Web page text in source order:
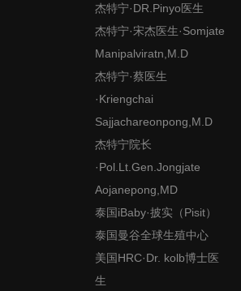
杰特宁·DR.Pinyo医生
杰特宁·宋杰医生·Somjate
Manipalviratn,M.D
杰特宁·蔡医生
·Kriengchai
Sajjachareonpong,M.D
杰特宁院长
·Pol.Lt.Gen.Jongjate
Aojanepong,MD
泰国iBaby·披实（Pisit）
泰国曼谷全球生殖中心
美国HRC·Dr. kolb博士医
生